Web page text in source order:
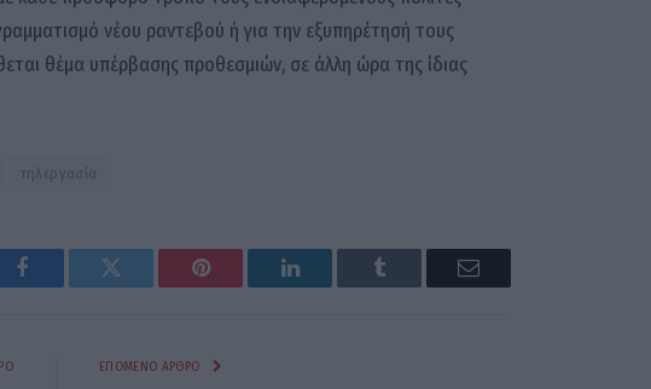
νέου ραντεβού ή για την εξυπηρέτησή τους
θέμα υπέρβασης προθεσμιών, σε άλλη ώρα της ίδιας
τηλεργασία
Facebook Twitter Pinterest LinkedIn Tumblr Email
ΕΠΌΜΕΝΟ ΆΡΘΡΟ